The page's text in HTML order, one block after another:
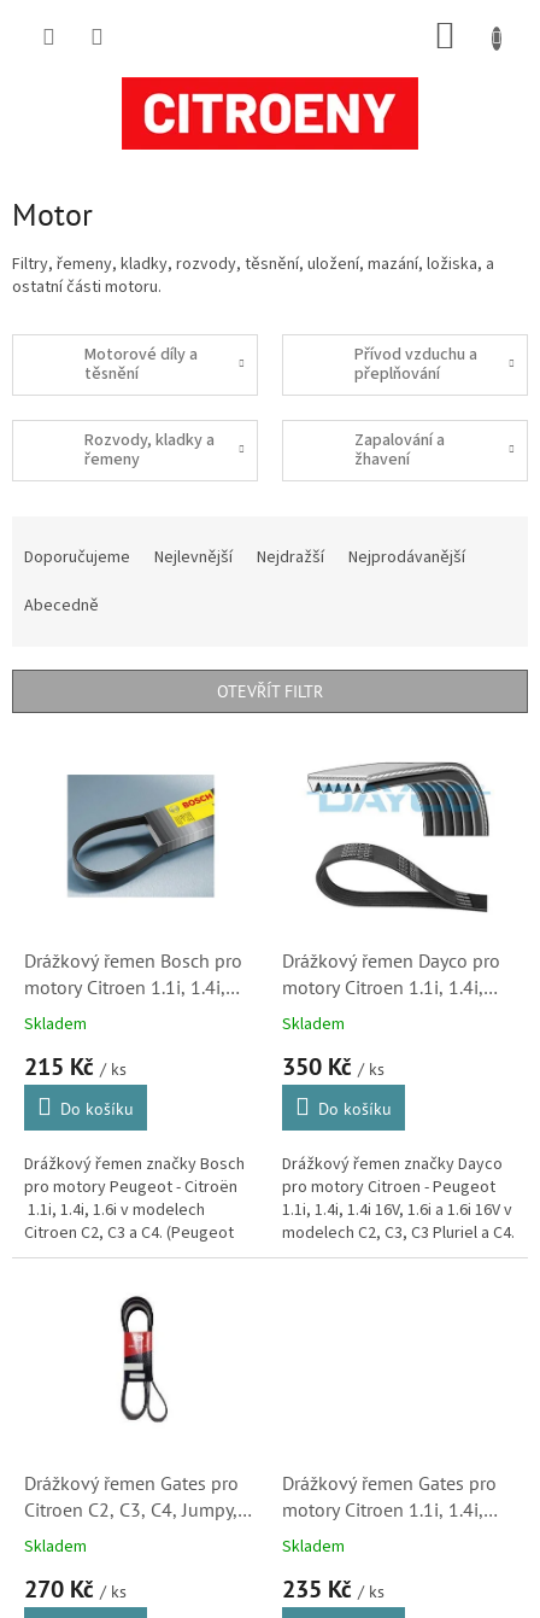
Motor
Filtry, řemeny, kladky, rozvody, těsnění, uložení, mazání, ložiska, a
ostatní části motoru.
Motorové díly a
těsnění
Přívod vzduchu a
přeplňování
Rozvody, kladky a
řemeny
Zapalování a
žhavení
r
Doporučujeme Nejlevnější Nejdražší
Nejprodávanější
Abecedně
OTEVŘÍT FILTR
Drážkový řemen Bosch pro
motory Citroen 1.1i, 1.4i,
1.6i - C2, C3, C4 (5750PL,
9653319680, 6PK1050)
Skladem
215 Kč / ks
Do košíku
Drážkový řemen značky Bosch
pro motory Peugeot - Citroën
1.1i, 1.4i, 1.6i v modelech
Citroen C2, C3 a C4. (Peugeot
1007, 207, 307)
Drážkový řemen Dayco pro
motory Citroen 1.1i, 1.4i,
1.6i, 1.6i 16V (6PK1069,
5750WZ)
Skladem
350 Kč / ks
Do košíku
Drážkový řemen značky Dayco
pro motory Citroen - Peugeot
1.1i, 1.4i, 1.4i 16V, 1.6i a 1.6i 16V v
modelech C2, C3, C3 Pluriel a C4.
(Peugeot 1007, 206, 207, 307,
Drážkový řemen Gates pro
Citroen C2, C3, C4, Jumpy,
Xsara, ZX, Jumper a C-
Skladem
270 Kč / ks
Drážkový řemen Gates pro
motory Citroen 1.1i, 1.4i,
1.6i - C2, C3, C4 (5750PL,
6PK1053)
Skladem
235 Kč / ks